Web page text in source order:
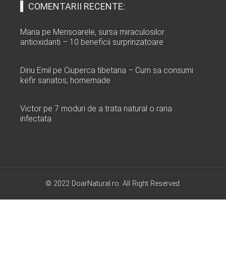
COMENTARII RECENTE:
Maria pe Merisoarele, sursa miraculosilor
antioxidanti – 10 beneficii surprinzatoare
Dinu Emil pe Ciuperca tibetana – Cum sa consumi
kefir sanatos, homemade
Victor pe 7 moduri de a trata natural o rana
infectata
© 2022 DoarNatural.ro. All Right Reserved.